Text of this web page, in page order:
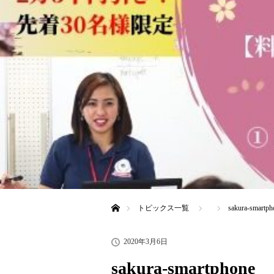
トピックス一覧
sakura-
2020年3月6日
sakura-smartphone